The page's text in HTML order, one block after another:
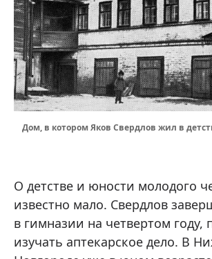
Дом, в котором Яков Свердлов жил в
О детстве и юности молодого
известно мало. Свердлов
в гимназии на четвертом году,
изучать аптекарское дело. В